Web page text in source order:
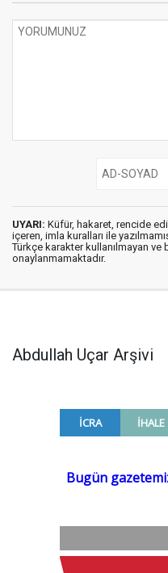
UYARI: Küfür, hakaret, rencide
içeren, imla kuralları ile
Türkçe karakter kullanılmayan ve
onaylanmamaktadır.
Abdullah Uçar Arşivi